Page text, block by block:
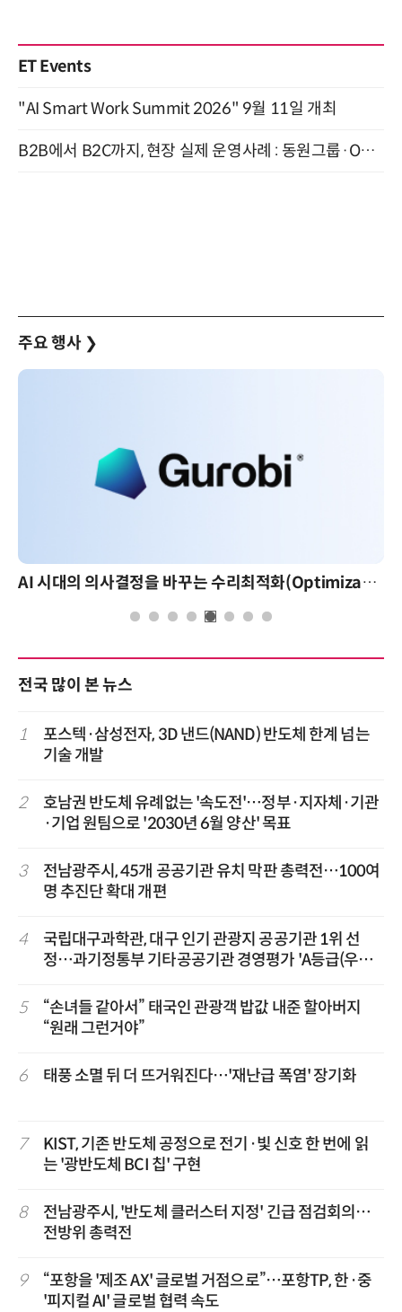
ET Events
"AI Smart Work Summit 2026" 9월 11일 개최
B2B에서 B2C까지, 현장 실제 운영사례 : 동원그룹·OCI·다이닝브랜즈그룹·당근 (8/27)
주요 행사 ❯
AI 시대의 의사결정을 바꾸는 수리최적화(Optimization): 실제 산업 적용 사례와 활용 전략
전국 많이 본 뉴스
1
포스텍·삼성전자, 3D 낸드(NAND) 반도체 한계 넘는
기술 개발
2
호남권 반도체 유례없는 '속도전'…정부·지자체·기관
·기업 원팀으로 '2030년 6월 양산' 목표
3
전남광주시, 45개 공공기관 유치 막판 총력전…100여
명 추진단 확대 개편
4
국립대구과학관, 대구 인기 관광지 공공기관 1위 선
정…과기정통부 기타공공기관 경영평가 'A등급(우수)'
5
“손녀들 같아서” 태국인 관광객 밥값 내준 할아버지
“원래 그런거야”
6 태풍 소멸 뒤 더 뜨거워진다…'재난급 폭염' 장기화
7
KIST, 기존 반도체 공정으로 전기·빛 신호 한 번에 읽
는 '광반도체 BCI 칩' 구현
8
전남광주시, '반도체 클러스터 지정' 긴급 점검회의…
전방위 총력전
9
“포항을 '제조 AX' 글로벌 거점으로”…포항TP, 한·중
'피지컬 AI' 글로벌 협력 속도